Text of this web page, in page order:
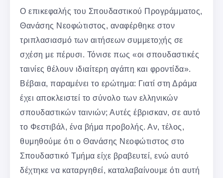
Ο επικεφαλής του Σπουδαστικού Προγράμματος,
Θανάσης Νεοφώτιστος, αναφέρθηκε στον
τριπλασιασμό των αιτήσεων συμμετοχής σε
σχέση με πέρυσι. Τόνισε πως «οι σπουδαστικές
ταινίες θέλουν ιδιαίτερη αγάπη και φροντίδα».
Βέβαια, παραμένει το ερώτημα: Γιατί στη Δράμα
έχει αποκλειστεί το σύνολο των ελληνικών
σπουδαστικών ταινιών; Αυτές έβρισκαν, σε αυτό
το Φεστιβάλ, ένα βήμα προβολής. Αν, τέλος,
θυμηθούμε ότι ο Θανάσης Νεοφώτιστος στο
Σπουδαστικό Τμήμα είχε βραβευτεί, ενώ αυτό
δέχτηκε να καταργηθεί, καταλαβαίνουμε ότι αυτή